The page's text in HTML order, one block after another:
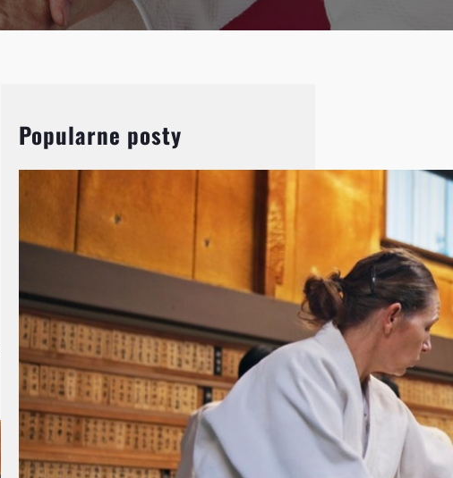
Popularne posty
Aikido: Wprowadzenie do
japońskiej sztuki walki i jej
filozofii
Aikido, choć mniej znane niż
karate czy judo, jest jedną z
najbardziej fascynujących
japońskich sztuk walki.
Charakteryzuje się unikalnym
połączeniem technik obronnych
i filozofii skupiającej…